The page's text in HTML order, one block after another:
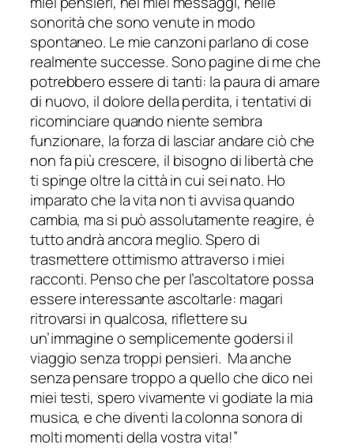
sonorità che sono venute in modo
spontaneo. Le mie canzoni parlano di cose
realmente successe. Sono pagine di me che
potrebbero essere di tanti: la paura di amare
di nuovo, il dolore della perdita, i tentativi di
ricominciare quando niente sembra
funzionare, la forza di lasciar andare ciò che
non fa più crescere, il bisogno di libertà che
ti spinge oltre la città in cui sei nato. Ho
imparato che la vita non ti avvisa quando
cambia, ma si può assolutamente reagire, è
tutto andrà ancora meglio. Spero di
trasmettere ottimismo attraverso i miei
racconti. Penso che per l’ascoltatore possa
essere interessante ascoltarle: magari
ritrovarsi in qualcosa, riflettere su
un’immagine o semplicemente godersi il
viaggio senza troppi pensieri. Ma anche
senza pensare troppo a quello che dico nei
miei testi, spero vivamente vi godiate la mia
musica, e che diventi la colonna sonora di
molti momenti della vostra vita!”